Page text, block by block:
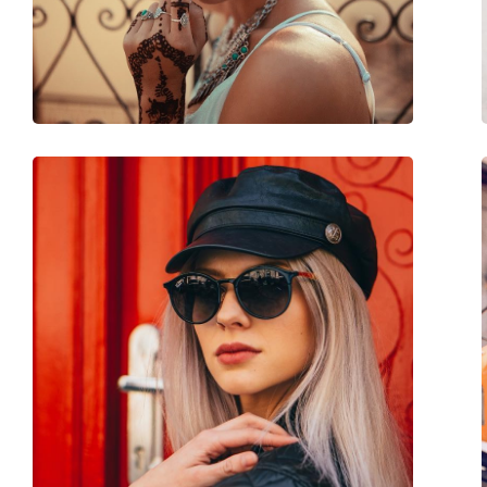
Вес:
45 г
Регулируемые носоупоры:
Да
Аксессуары
Футляр:
Да
Салфетка для чистки:
Да
Женские
Солнцезащитные
Versace
Использование:
Модные
0VE 2198 1002T3 54